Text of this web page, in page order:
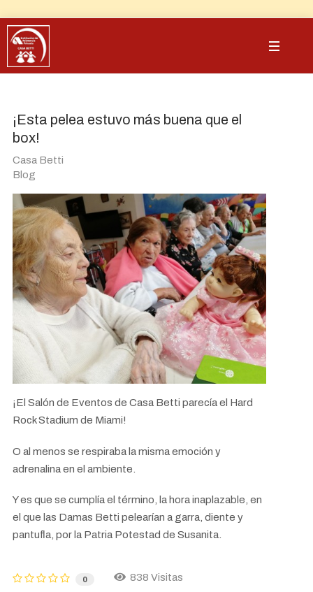
¡Esta pelea estuvo más buena que el
box!
Casa Betti
Blog
¡El Salón de Eventos de Casa Betti parecía el Hard
Rock Stadium de Miami!
O al menos se respiraba la misma emoción y
adrenalina en el ambiente.
Y es que se cumplía el término, la hora inaplazable, en
el que las Damas Betti pelearían a garra, diente y
pantufla, por la Patria Potestad de Susanita.
0 838 Visitas